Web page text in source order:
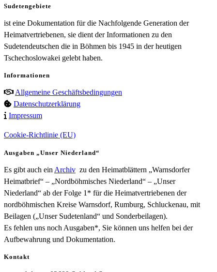
Sudetengebiete
ist eine Dokumentation für die Nachfolgende Generation der
Heimatvertriebenen, sie dient der Informationen zu den
Sudetendeutschen die in Böhmen bis 1945 in der heutigen
Tschechoslowakei gelebt haben.
Informationen
Allgemeine Geschäftsbedingungen
Datenschutzerklärung
Impressum
Cookie-Richtlinie (EU)
Ausgaben „Unser Niederland“
Es gibt auch ein Archiv zu den Heimatblättern „Warnsdorfer
Heimatbrief“ – „Nordböhmisches Niederland“ – „Unser
Niederland“ ab der Folge 1* für die Heimatvertriebenen der
nordböhmischen Kreise Warnsdorf, Rumburg, Schluckenau, mit
Beilagen („Unser Sudetenland“ und Sonderbeilagen).
Es fehlen uns noch Ausgaben*, Sie können uns helfen bei der
Aufbewahrung und Dokumentation.
Kontakt